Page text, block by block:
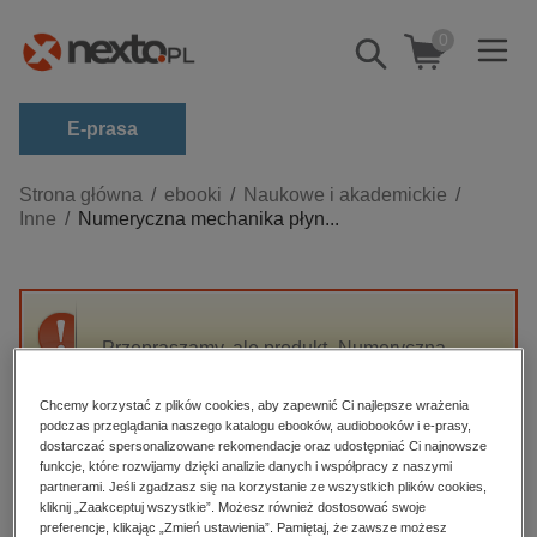
Pokaż/schowaj
wyszukiwarkę
0
E-prasa
Kategorie
Zobacz wszystkie E-prasa
budownictwo, aranżacja wnętrz
darmowe wydania
edukacja
hobby, sport, rozrywka
komputery, internet, technologie, informatyka
Strona główna ebooki
Naukowe i akademickie
Inne
Numeryczna mechanika płyn...
Przepraszamy, ale produkt „Numeryczna
High-contrast mode
Polecane
Chcemy korzystać z plików cookies, aby zapewnić Ci najlepsze wrażenia
podczas przeglądania naszego katalogu ebooków, audiobooków i e-prasy,
dostarczać spersonalizowane rekomendacje oraz udostępniać Ci najnowsze
funkcje, które rozwijamy dzięki analizie danych i współpracy z naszymi
partnerami. Jeśli zgadzasz się na korzystanie ze wszystkich plików cookies,
kliknij „Zaakceptuj wszystkie”. Możesz również dostosować swoje
preferencje, klikając „Zmień ustawienia”. Pamiętaj, że zawsze możesz